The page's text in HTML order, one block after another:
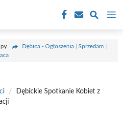
Dębica - Ogłoszenia | Sprzedam |
/
Dębickie Spotkanie Kobiet z